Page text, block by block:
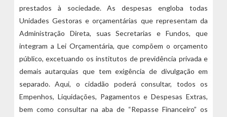
prestados à sociedade. As despesas engloba todas
Unidades Gestoras e orçamentárias que representam da
Administração Direta, suas Secretarias e Fundos, que
integram a Lei Orçamentária, que compõem o orçamento
público, excetuando os institutos de previdência privada e
demais autarquias que tem exigência de divulgação em
separado. Aqui, o cidadão poderá consultar, todos os
Empenhos, Liquidações, Pagamentos e Despesas Extras,
bem como consultar na aba de “Repasse Financeiro” os